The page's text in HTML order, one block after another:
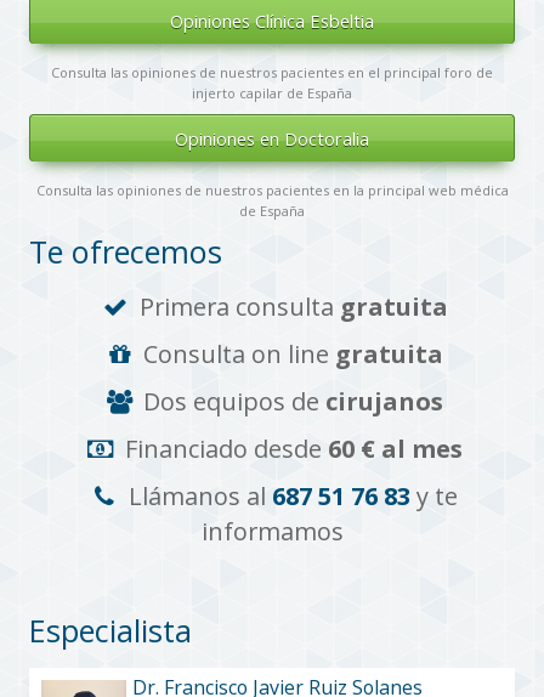
Opiniones Clínica Esbeltia
Consulta las opiniones de nuestros pacientes en el principal foro de
injerto capilar de España
Opiniones en Doctoralia
Consulta las opiniones de nuestros pacientes en la principal web médica
de España
Te ofrecemos
Primera consulta gratuita
Consulta on line gratuita
Dos equipos de cirujanos
Financiado desde 60 € al mes
Llámanos al 687 51 76 83 y te
informamos
Especialista
Dr. Francisco Javier Ruiz Solanes